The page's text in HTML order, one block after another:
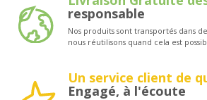
responsable
Nos produits sont transportés dans
nous réutilisons quand cela est
Un service client de
Engagé, à l'écoute